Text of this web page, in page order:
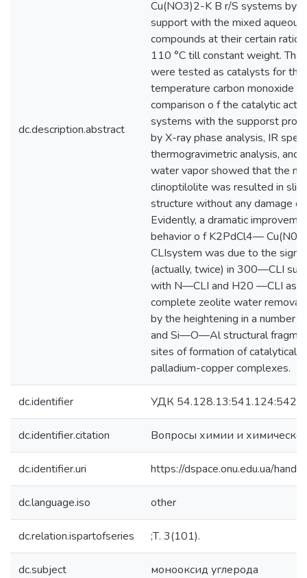
dc.description.abstract
Cu(NO3)2-K B r/S systems by
support with the mixed
compounds at their certain ratio
110 °C till constant weight. The
were tested as catalysts for
temperature carbon monoxide
comparison o f the catalytic
systems with the supporst
by X-ray phase analysis, IR
thermogravimetric analysis, and
water vapor showed that the
clinoptilolite was resulted in
structure without any damage o
Evidently, a dramatic
behavior o f K2PdCl4—
CLIsystem was due to the
(actually, twice) in 300—CLI
with N—CLI and H20 —CLI as
complete zeolite water
by the heightening in a number
and Si—O—Al structural
sites of formation of
palladium-copper complexes.
dc.identifier УДК
dc.identifier.citation Вопросы химии и
dc.identifier.uri https://dspace.onu.edu.ua/
dc.language.iso other
dc.relation.ispartofseries ;Т. 3(101).
dc.subject монооксид углерода